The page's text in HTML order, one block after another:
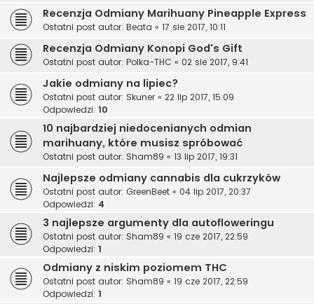
Recenzja Odmiany Marihuany Pineapple Express
Ostatni post autor: Beata « 17 sie 2017, 10:11
Recenzja Odmiany Konopi God's Gift
Ostatni post autor: Polka-THC « 02 sie 2017, 9:41
Jakie odmiany na lipiec?
Ostatni post autor: Skuner « 22 lip 2017, 15:09
Odpowiedzi: 10
10 najbardziej niedocenianych odmian
marihuany, które musisz spróbować
Ostatni post autor: Sham89 « 13 lip 2017, 19:31
Najlepsze odmiany cannabis dla cukrzyków
Ostatni post autor: GreenBeet « 04 lip 2017, 20:37
Odpowiedzi: 4
3 najlepsze argumenty dla autofloweringu
Ostatni post autor: Sham89 « 19 cze 2017, 22:59
Odpowiedzi: 1
Odmiany z niskim poziomem THC
Ostatni post autor: Sham89 « 19 cze 2017, 22:59
Odpowiedzi: 1